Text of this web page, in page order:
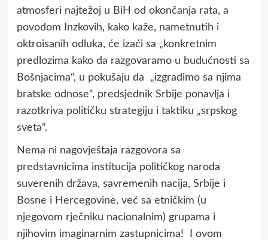
atmosferi najtežoj u BiH od okončanja rata, a
povodom Inzkovih, kako kaže, nametnutih i
oktroisanih odluka, će izaći sa „konkretnim
predlozima kako da razgovaramo u budućnosti sa
Bošnjacima“, u pokušaju da „izgradimo sa njima
bratske odnose“, predsjednik Srbije ponavlja i
razotkriva političku strategiju i taktiku „srpskog
sveta“.
Nema ni nagovještaja razgovora sa
predstavnicima institucija političkog naroda
suverenih država, savremenih nacija, Srbije i
Bosne i Hercegovine, već sa etničkim (u
njegovom rječniku nacionalnim) grupama i
njihovim imaginarnim zastupnicima! I ovom